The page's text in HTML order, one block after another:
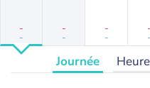
-
-
-
-
-
-
-
-
Journée